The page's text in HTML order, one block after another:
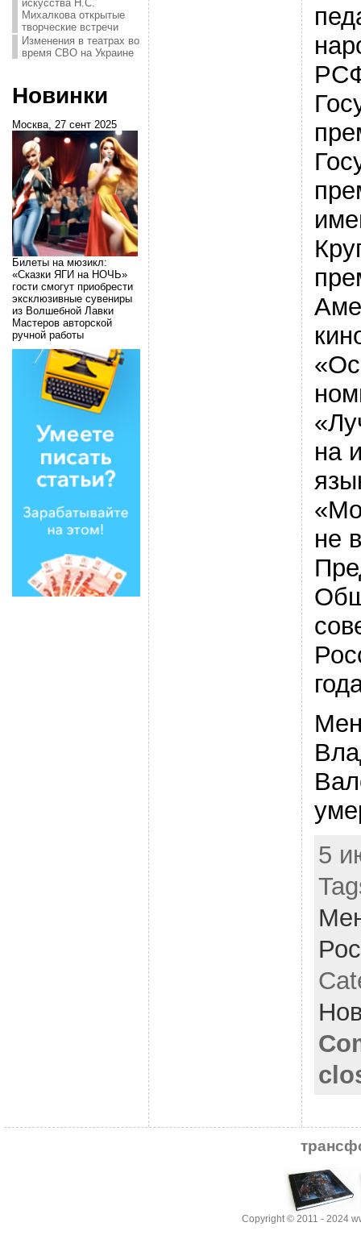
искусства Н.С.
Михалкова открытые
творческие встречи
Изменения в театрах во
время СВО на Украине
Новинки
Москва, 27 сент 2025
Билеты на мюзикл:
«Сказки ЯГИ на НОЧЬ»
гости смогут приобрести
эксклюзивные сувениры
из Волшебной Лавки
Мастеров авторской
ручной работы
на
не
5
Copyright © 2011 - 2024